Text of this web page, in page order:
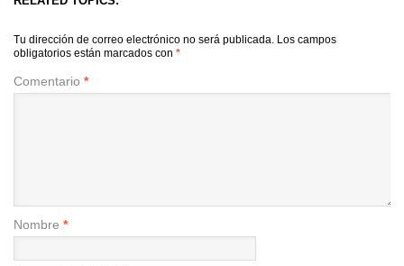
Tu dirección de correo electrónico no será publicada. Los campos
obligatorios están marcados con *
Comentario *
Nombre *